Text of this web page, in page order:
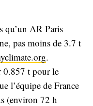
qu’un AR Paris
pas moins de 3.7 t
.
0.857 t pour le
l’équipe de France
(environ 72 h